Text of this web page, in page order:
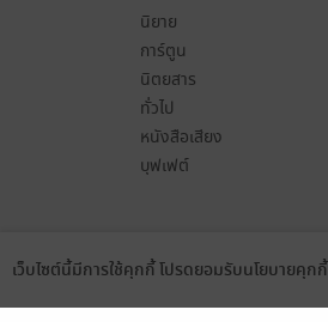
นิยาย
การ์ตูน
นิตยสาร
ทั่วไป
หนังสือเสียง
บุฟเฟต์
เว็บไซต์นี้มีการใช้คุกกี้ โปรดยอมรับนโยบาย